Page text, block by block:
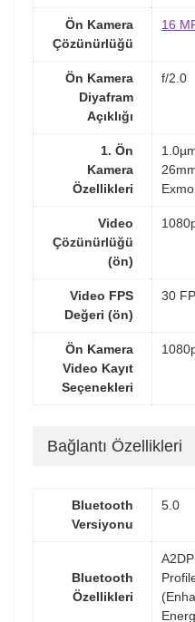
Ön Kamera
Çözünürlüğü
16
Ön Kamera
Diyafram
Açıklığı
f/2.0
1. Ön
Kamera
Özellikleri
Video
Çözünürlüğü
(ön)
Video FPS
Değeri (ön)
30
Ön Kamera
Video Kayıt
Seçenekleri
Bağlantı Özellikleri
Bluetooth
Versiyonu
5.0
Bluetooth
Özellikleri